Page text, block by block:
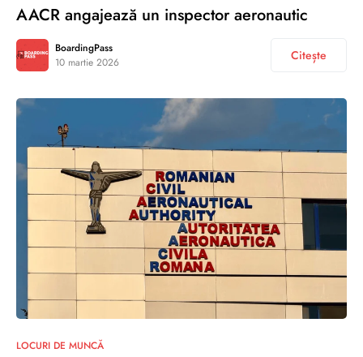
AACR angajează un inspector aeronautic
BoardingPass
10 martie 2026
Citește
LOCURI DE MUNCĂ